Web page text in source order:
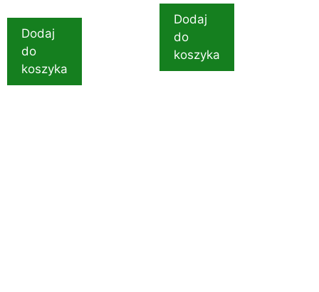
Dodaj
do
koszyka
Dodaj
do
koszyka